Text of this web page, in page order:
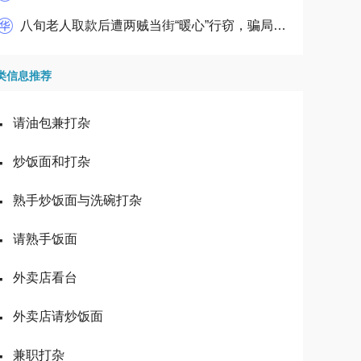
八旬老人取款后遭两贼当街“暖心”行窃，骗局被监控拍下，全城寻人
信息推荐
请油包兼打杂
炒饭面和打杂
熟手炒饭面与洗碗打杂
请熟手饭面
外卖店看台
外卖店请炒饭面
兼职打杂